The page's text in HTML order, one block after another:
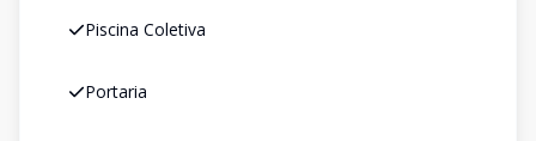
Piscina Coletiva
Portaria